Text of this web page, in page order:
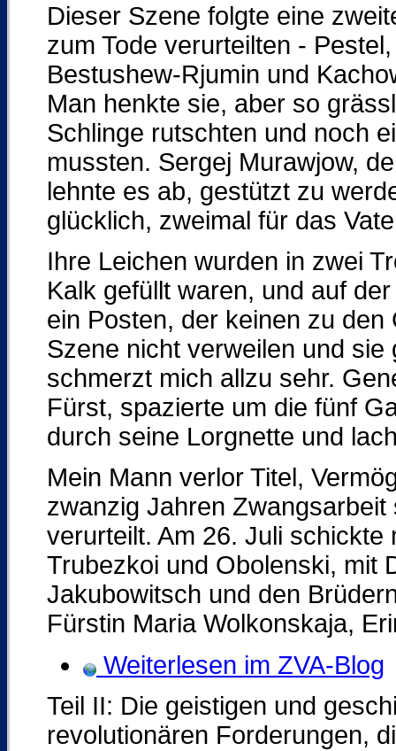
Dieser Szene folgte eine
zum Tode verurteilten -
Bestushew-Rjumin und
Man henkte sie, aber so
Schlinge rutschten und noch
mussten. Sergej Murawjow,
lehnte es ab, gestützt zu
glücklich, zweimal für das
Ihre Leichen wurden in zwei
Kalk gefüllt waren, und auf
ein Posten, der keinen zu
Szene nicht verweilen und
schmerzt mich allzu sehr.
Fürst, spazierte um die fünf
durch seine Lorgnette und
Mein Mann verlor Titel,
zwanzig Jahren
verurteilt. Am 26. Juli
Trubezkoi und Obolenski, mit
Jakubowitsch und den
Fürstin Maria Wolkonskaja,
Weiterlesen im ZVA-Blog
Teil II: Die geistigen und
revolutionären Forderungen,